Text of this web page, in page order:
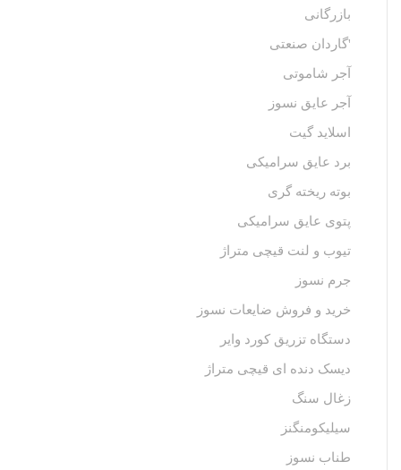
بازرگانی
'گاردان صنعتی
آجر شاموتی
آجر عایق نسوز
اسلاید گیت
برد عایق سرامیکی
بوته ریخته گری
پتوی عایق سرامیکی
تیوب و لنت قیچی متراژ
جرم نسوز
خرید و فروش ضایعات نسوز
دستگاه تزریق کورد وایر
دیسک دنده ای قیچی متراژ
زغال سنگ
سیلیکومنگنز
طناب نسوز